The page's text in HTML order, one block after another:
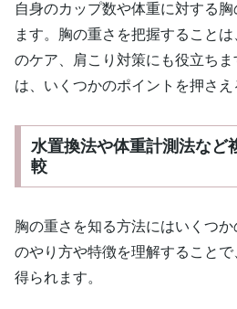
自身のカップ数や体重に対する
ます。胸の重さを把握すること
のケア、肩こり対策にも役立ち
は、いくつかのポイントを押さえ
水置換法や体重計測法など
較
胸の重さを知る方法にはいくつ
のやり方や特徴を理解すること
得られます。